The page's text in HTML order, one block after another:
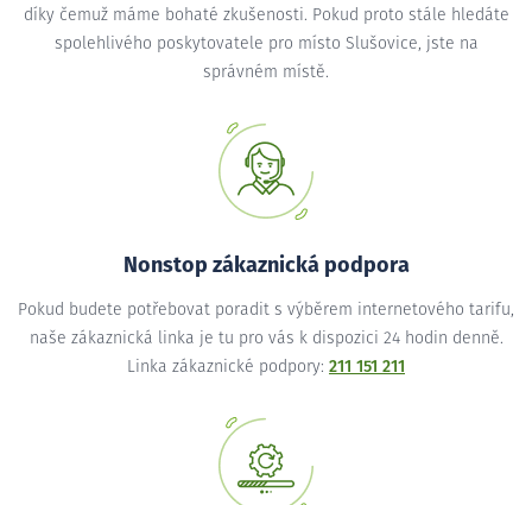
díky čemuž máme bohaté zkušenosti. Pokud proto stále hledáte
spolehlivého poskytovatele pro místo Slušovice, jste na
správném místě.
Nonstop zákaznická podpora
Pokud budete potřebovat poradit s výběrem internetového tarifu,
naše zákaznická linka je tu pro vás k dispozici 24 hodin denně.
Linka zákaznické podpory: 211 151 211